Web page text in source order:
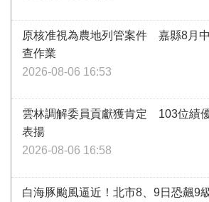
原核准視為農地列管案件 嘉縣8月
查作業
2026-08-06 16:53
雲林調解委員貢獻獲肯定 103位績
表揚
2026-08-06 16:58
白海豚颱風逼近！北市8、9日恐飆9